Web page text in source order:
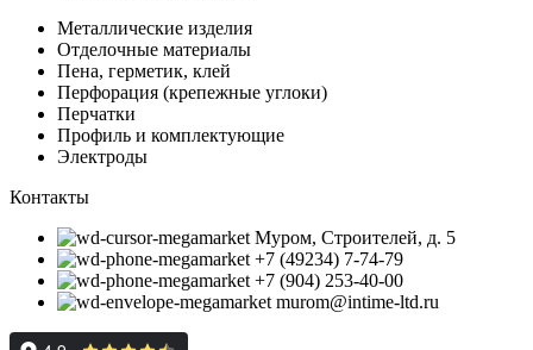
Металлические изделия
Отделочные материалы
Пена, герметик, клей
Перфорация (крепежные углоки)
Перчатки
Профиль и комплектующие
Электроды
Контакты
Муром, Строителей, д. 5
+7 (49234) 7-74-79
+7 (904) 253-40-00
murom@intime-ltd.ru